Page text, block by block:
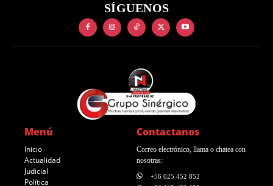
SÍGUENOS
Menú
Inicio
Actualidad
Judicial
Política
Contactanos
Correo electrónico, llama o chatea con
nosotras:
+56 025 452 852